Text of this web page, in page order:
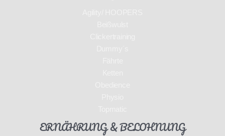
ERNÄHRUNG & BELOHNUNG